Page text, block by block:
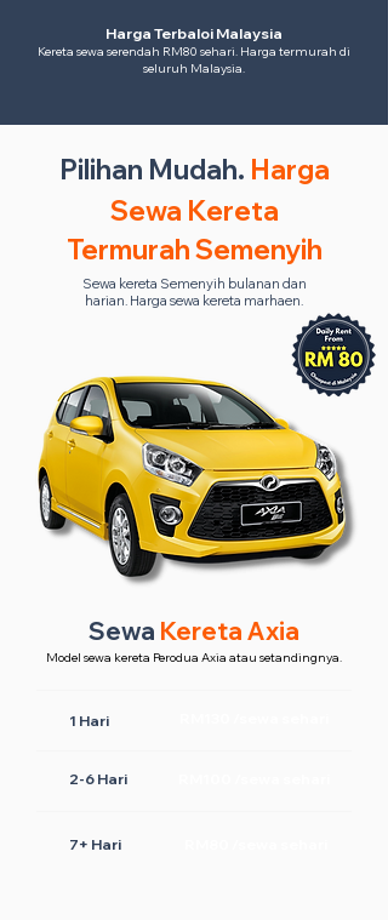
Harga Terbaloi Malaysia
Kereta sewa serendah RM80 sehari. Harga termurah di
seluruh Malaysia.
Pilihan Mudah. Harga
Sewa Kereta
Termurah Semenyih
Sewa kereta Semenyih bulanan dan
harian. Harga sewa kereta marhaen.
Sewa Kereta Axia
Model sewa kereta Perodua Axia atau setandingnya.
1 Hari
2-6 Hari
7+ Hari